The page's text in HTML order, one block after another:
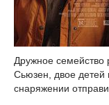
Дружное семейство
Сьюзен, двое детей
снаряжении